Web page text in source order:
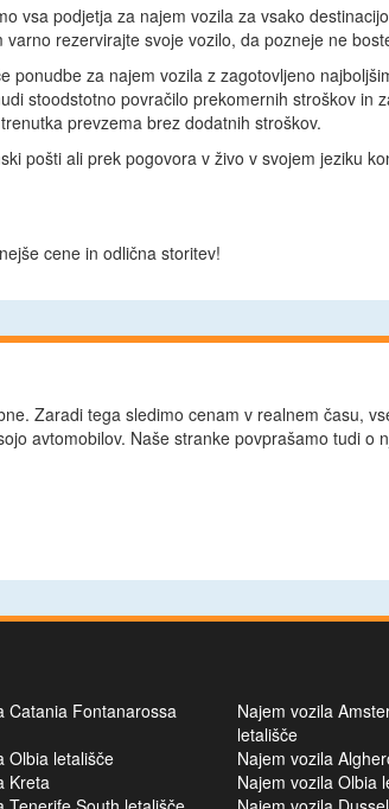
vsa podjetja za najem vozila za vsako
rezervirajte svoje vozilo, da pozneje ne
ponudbe za najem vozila z zagotovljeno
stoodstotno povračilo prekomernih stroškov
prevzema brez dodatnih stroškov.
pošti ali prek pogovora v živo v svojem jeziku
cene in odlična storitev!
Zaradi tega sledimo cenam v realnem času,
avtomobilov. Naše stranke povprašamo tudi o
Catania Fontanarossa
Olbia letališče
Kreta
Najem vozila
letališče
Najem vozila
Najem vozila Olbia